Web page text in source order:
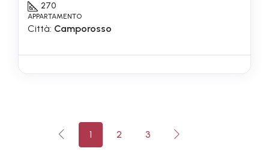
270
APPARTAMENTO
Città: Camporosso
1 2 3